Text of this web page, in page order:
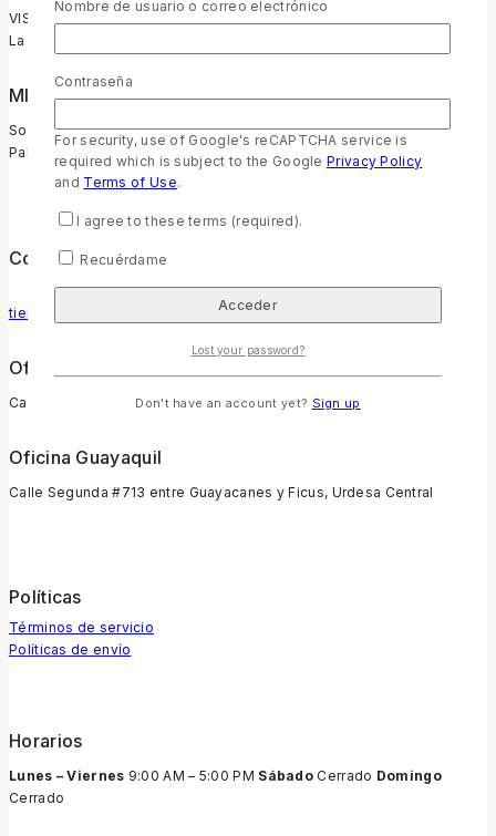
VISIÓN
La Palabra de Dios transforma vidas y es para todos.
MISIÓN
Somos un ministerio comprometido con la promoción de la
Palabra transformadora de Dios en Ecuador.
Contacto
tiendabiblica@sbuec.org
Oficina Quito
Calle Juan Galindez Oe3-11 y Veracruz.
Oficina Guayaquil
Calle Segunda #713 entre Guayacanes y Ficus, Urdesa Central
Políticas
Términos de servicio
Políticas de envío
Horarios
Lunes – Viernes 9:00 AM – 5:00 PM Sábado Cerrado Domingo
Cerrado
Nombre de usuario o correo electrónico
Contraseña
For security, use of Google's reCAPTCHA service is
required which is subject to the GooglePrivacy Policy
and Terms of Use.
I agree to these terms (required).
Recuérdame
Lost your password?
Don't have an account yet? Sign up